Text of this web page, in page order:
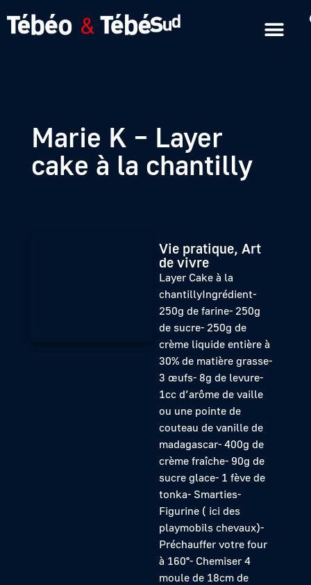
Marie K – Layer
cake à la chantilly
Vie pratique, Art
de vivre
Layer Cake à la
chantillyIngrédient-
250g de farine- 250g
de sucre- 250g de
crème liquide entière à
30% de matière grasse-
3 œufs- 8g de levure-
1cc d’arôme de vaille
ou une pointe de
couteau de vanille de
madagascar- 400g de
crème fraîche- 90g de
sucre glace- 1 fève de
tonka- Smarties-
Figurine ( ici des
playmobils chevaux)-
Préchauffer votre four
à 160°- Chemiser 4
moule de 18cm de